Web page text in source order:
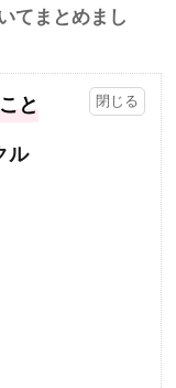
てまとめまし
と
ル